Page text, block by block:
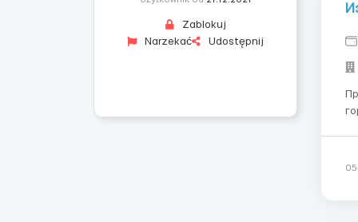
Zablokuj
Narzekać
Udostępnij